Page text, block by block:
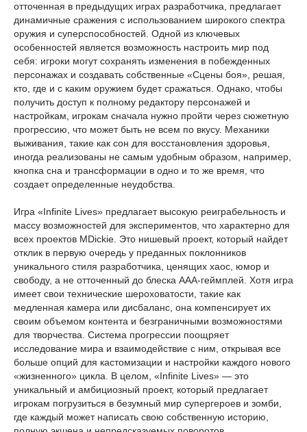
отточенная в предыдущих играх разработчика, предлагает
динамичные сражения с использованием широкого спектра
оружия и суперспособностей. Одной из ключевых
особенностей является возможность настроить мир под
себя: игроки могут сохранять изменения в побежденных
персонажах и создавать собственные «Сцены боя», решая,
кто, где и с каким оружием будет сражаться. Однако, чтобы
получить доступ к полному редактору персонажей и
настройкам, игрокам сначала нужно пройти через сюжетную
прогрессию, что может быть не всем по вкусу. Механики
выживания, такие как сон для восстановления здоровья,
иногда реализованы не самым удобным образом, например,
кнопка сна и трансформации в одно и то же время, что
создает определенные неудобства.
Игра «Infinite Lives» предлагает высокую реиграбельность и
массу возможностей для экспериментов, что характерно для
всех проектов MDickie. Это нишевый проект, который найдет
отклик в первую очередь у преданных поклонников
уникального стиля разработчика, ценящих хаос, юмор и
свободу, а не отточенный до блеска ААА-геймплей. Хотя игра
имеет свои технические шероховатости, такие как
медленная камера или дисбаланс, она компенсирует их
своим объемом контента и безграничными возможностями
для творчества. Система прогрессии поощряет
исследование мира и взаимодействие с ним, открывая все
больше опций для кастомизации и настройки каждого нового
«жизненного» цикла. В целом, «Infinite Lives» — это
уникальный и амбициозный проект, который предлагает
игрокам погрузиться в безумный мир супергероев и зомби,
где каждый может написать свою собственную историю,